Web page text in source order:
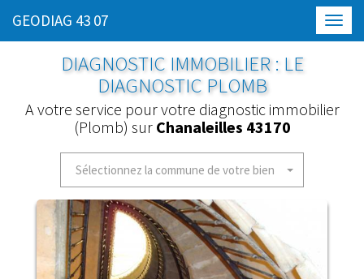
GEODIAG 43 07
DIAGNOSTIC IMMOBILIER : LE
DIAGNOSTIC PLOMB
A votre service pour votre diagnostic immobilier
(Plomb) sur Chanaleilles 43170
Sélectionnez la commune de votre bien